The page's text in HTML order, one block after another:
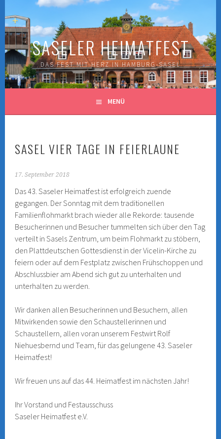
zum
Inhalt
SASELER HEIMATFEST
DAS FEST MIT HERZ IN HAMBURG-SASEL
MENÜ
SASEL VIER TAGE IN FEIERLAUNE
17. September 2018
Das 43. Saseler Heimatfest ist erfolgreich zuende
gegangen. Der Sonntag mit dem traditionellen
Familienflohmarkt brach wieder alle Rekorde: tausende
Besucherinnen und Besucher tummelten sich über den Tag
verteilt in Sasels Zentrum, um beim Flohmarkt zu stöbern,
den Plattdeutschen Gottesdienst in der Vicelin-Kirche zu
feiern oder auf dem Festplatz zwischen Frühschoppen und
Abschlussbier am Abend sich gut zu unterhalten und
unterhalten zu werden.
Wir danken allen Besucherinnen und Besuchern, allen
Mitwirkenden sowie den Schaustellerinnen und
Schaustellern, allen voran unserem Festwirt Rolf
Niehuesbernd und Team, für das gelungene 43. Saseler
Heimatfest!
Wir freuen uns auf das 44. Heimatfest im nächsten Jahr!
Ihr Vorstand und Festausschuss
Saseler Heimatfest e.V.